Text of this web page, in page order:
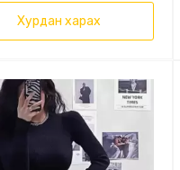
Хурдан харах